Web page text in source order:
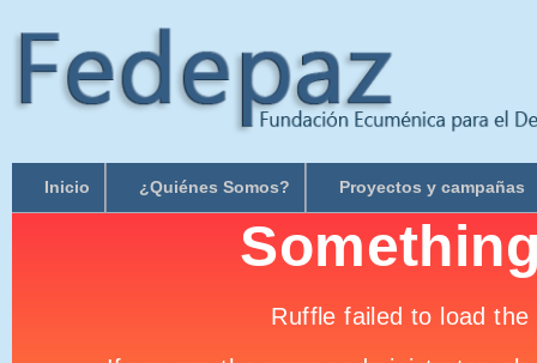
Inicio ¿Quiénes Somos? Proyectos y campañas